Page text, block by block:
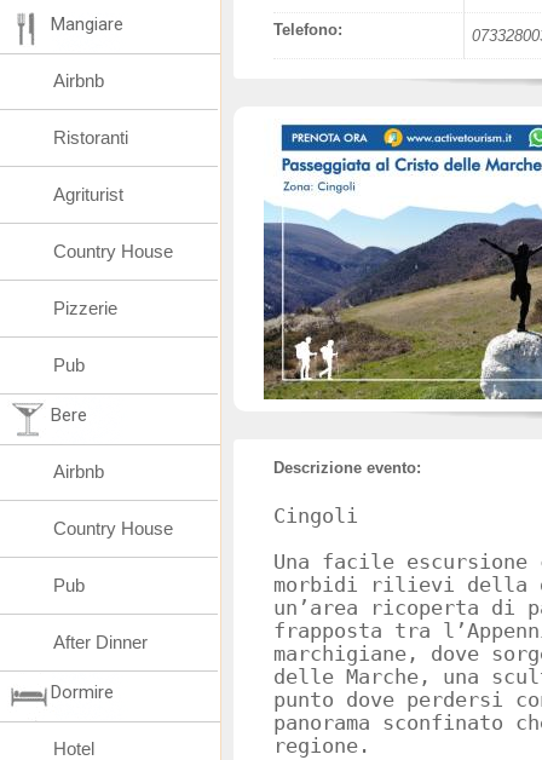
Telefono:
Descrizione evento:
Una facile escursione
morbidi rilievi della
un’area ricoperta di
frapposta tra
marchigiane, dove
delle Marche, una
punto dove perdersi
panorama sconfinato
regione.
Mangiare
Airbnb
Ristoranti
Agriturist
Country House
Pizzerie
Pub
Bere
Airbnb
Country House
Pub
After Dinner
Dormire
Hotel